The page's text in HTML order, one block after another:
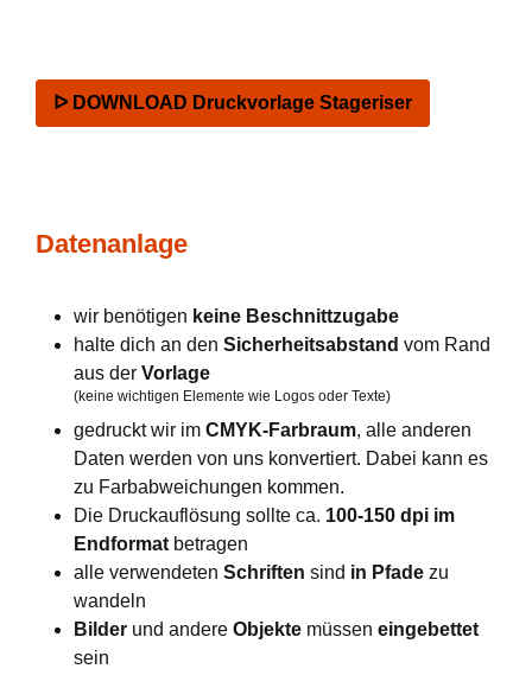
ᐅ DOWNLOAD Druckvorlage Stageriser
Datenanlage
wir benötigen keine Beschnittzugabe
halte dich an den Sicherheitsabstand vom Rand
aus der Vorlage
(keine wichtigen Elemente wie Logos oder Texte)
gedruckt wir im CMYK-Farbraum, alle anderen
Daten werden von uns konvertiert. Dabei kann es
zu Farbabweichungen kommen.
Die Druckauflösung sollte ca. 100-150 dpi im
Endformat betragen
alle verwendeten Schriften sind in Pfade zu
wandeln
Bilder und andere Objekte müssen eingebettet
sein